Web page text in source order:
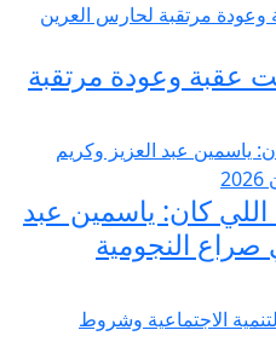
وعودة مرتقبة
كان: ياسمين عبد
النجومية